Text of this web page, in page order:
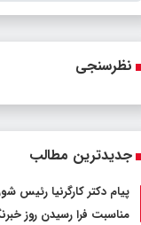
نظرسنجی
جدیدترین مطالب
پیام دکتر کارگرنیا رئیس
مناسبت فرا رسیدن روز